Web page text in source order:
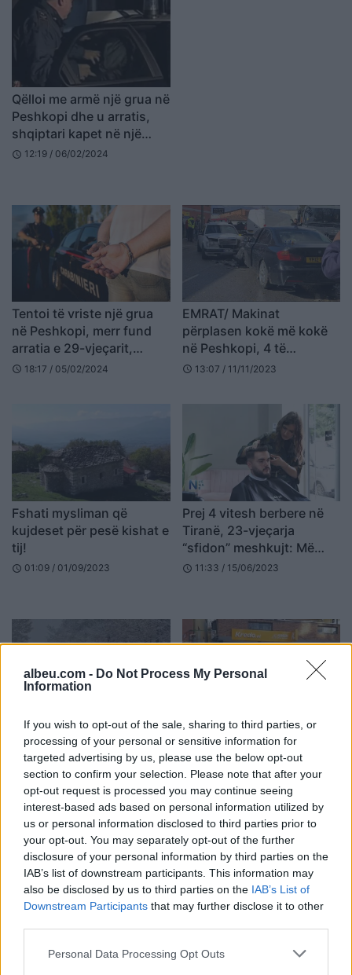
albeu.com - Do Not Process My Personal
Information
If you wish to opt-out of the sale, sharing to third parties, or
processing of your personal or sensitive information for
targeted advertising by us, please use the below opt-out
section to confirm your selection. Please note that after your
opt-out request is processed you may continue seeing
interest-based ads based on personal information utilized by
us or personal information disclosed to third parties prior to
your opt-out. You may separately opt-out of the further
disclosure of your personal information by third parties on the
IAB’s list of downstream participants. This information may
also be disclosed by us to third parties on the IAB’s List of
Downstream Participants that may further disclose it to other
Personal Data Processing Opt Outs
Qëlloi me armë një grua në
Peshkopi dhe u arratis,
shqiptari kapet në një
hotel në Itali
schedule 12:19 / 06/02/2024
Tentoi të vriste një grua
në Peshkopi, merr fund
arratia e 29-vjeçarit,
arrestohet në Itali
schedule 18:17 / 05/02/2024
EMRAT/ Makinat
përplasen kokë më kokë
në Peshkopi, 4 të
plagosur
schedule 13:07 / 11/11/2023
Fshati mysliman që
kujdeset për pesë kishat e
tij!
schedule 01:09 / 01/09/2023
Prej 4 vitesh berbere në
Tiranë, 23-vjeçarja
“sfidon” meshkujt: Më
paragjykuan, por sot i
schedule 11:33 / 15/06/2023
Nisin reshjet e borës me
intensitet të lartë në
Peshkopi, shihni pamjet
magjike (VIDEO)
Policia zbardh grabitjen e
Kredo.al në Peshkopi dhe
arreston autorin, zbulohet
se para vodhi 27-vjeçari
Autori i maskuar dhe me
Kredo.al në Peshkopi
Grabitet Kredo.al në
paratë dhe zhduket